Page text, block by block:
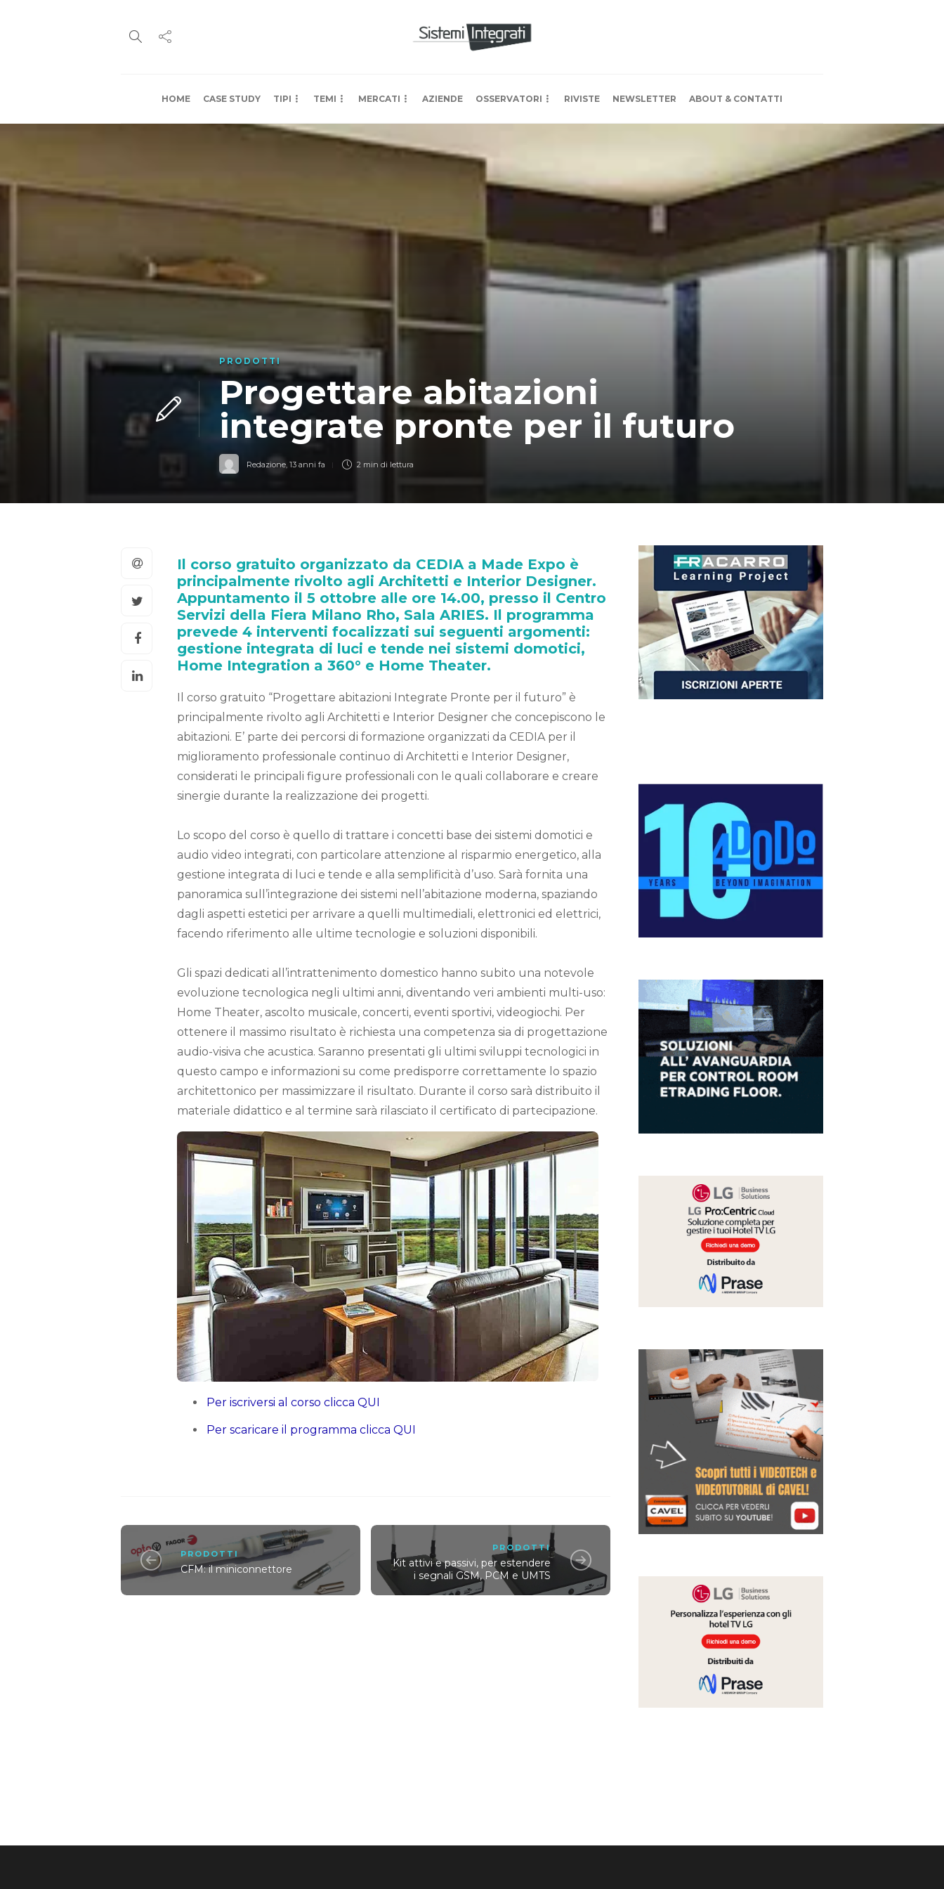
HOME CASE STUDY TIPI TEMI MERCATI AZIENDE OSSERVATORI RIVISTE NEWSLETTER ABOUT & CONTATTI
PRODOTTI
Progettare abitazioni
integrate pronte per il futuro
Redazione, 13 anni fa 2 min di lettura
Il corso gratuito organizzato da CEDIA a Made Expo è
principalmente rivolto agli Architetti e Interior Designer.
Appuntamento il 5 ottobre alle ore 14.00, presso il Centro
Servizi della Fiera Milano Rho, Sala ARIES. Il programma
prevede 4 interventi focalizzati sui seguenti argomenti:
gestione integrata di luci e tende nei sistemi domotici,
Home Integration a 360° e Home Theater.
Il corso gratuito “Progettare abitazioni Integrate Pronte per il futuro” è
principalmente rivolto agli Architetti e Interior Designer che concepiscono le
abitazioni. E’ parte dei percorsi di formazione organizzati da CEDIA per il
miglioramento professionale continuo di Architetti e Interior Designer,
considerati le principali figure professionali con le quali collaborare e creare
sinergie durante la realizzazione dei progetti.
Lo scopo del corso è quello di trattare i concetti base dei sistemi domotici e
audio video integrati, con particolare attenzione al risparmio energetico, alla
gestione integrata di luci e tende e alla semplificità d’uso. Sarà fornita una
panoramica sull’integrazione dei sistemi nell’abitazione moderna, spaziando
dagli aspetti estetici per arrivare a quelli multimediali, elettronici ed elettrici,
facendo riferimento alle ultime tecnologie e soluzioni disponibili.
Gli spazi dedicati all’intrattenimento domestico hanno subito una notevole
evoluzione tecnologica negli ultimi anni, diventando veri ambienti multi-uso:
Home Theater, ascolto musicale, concerti, eventi sportivi, videogiochi. Per
ottenere il massimo risultato è richiesta una competenza sia di progettazione
audio-visiva che acustica. Saranno presentati gli ultimi sviluppi tecnologici in
questo campo e informazioni su come predisporre correttamente lo spazio
architettonico per massimizzare il risultato. Durante il corso sarà distribuito il
materiale didattico e al termine sarà rilasciato il certificato di partecipazione.
Per iscriversi al corso clicca QUI
Per scaricare il programma clicca QUI
PRODOTTI
CFM: il miniconnettore
PRODOTTI
Kit attivi e passivi, per estendere
i segnali GSM, PCM e UMTS